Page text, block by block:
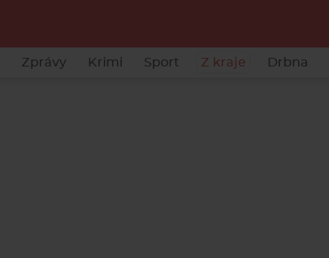
Zprávy Krimi Sport Z kraje Drbna